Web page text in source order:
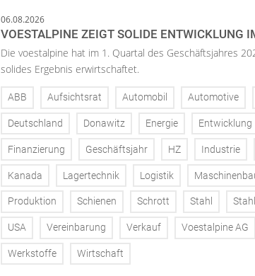
06.08.2026
VOESTALPINE ZEIGT SOLIDE ENTWICKLUNG
Die voestalpine hat im 1. Quartal des Geschäftsjahres
solides Ergebnis erwirtschaftet.
ABB Aufsichtsrat Automobil Automotive
Deutschland Donawitz Energie Entwicklung
Finanzierung Geschäftsjahr HZ Industrie
Kanada Lagertechnik Logistik
Produktion Schienen Schrott Stahl
USA Vereinbarung Verkauf Voestalpine AG
Werkstoffe Wirtschaft